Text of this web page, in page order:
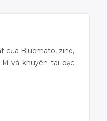
của Bluemato, zine,
và khuyên tai bạc